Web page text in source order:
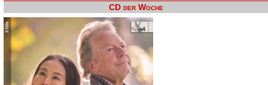
CD der Woche